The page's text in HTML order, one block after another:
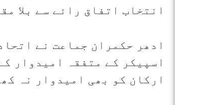
انتخاب اتفاق رائے سے بلا
ادھر حکمران جماعت نے
اسپیکر کے متفقہ امیدوار
ارکان کو بھی امیدوار نہ